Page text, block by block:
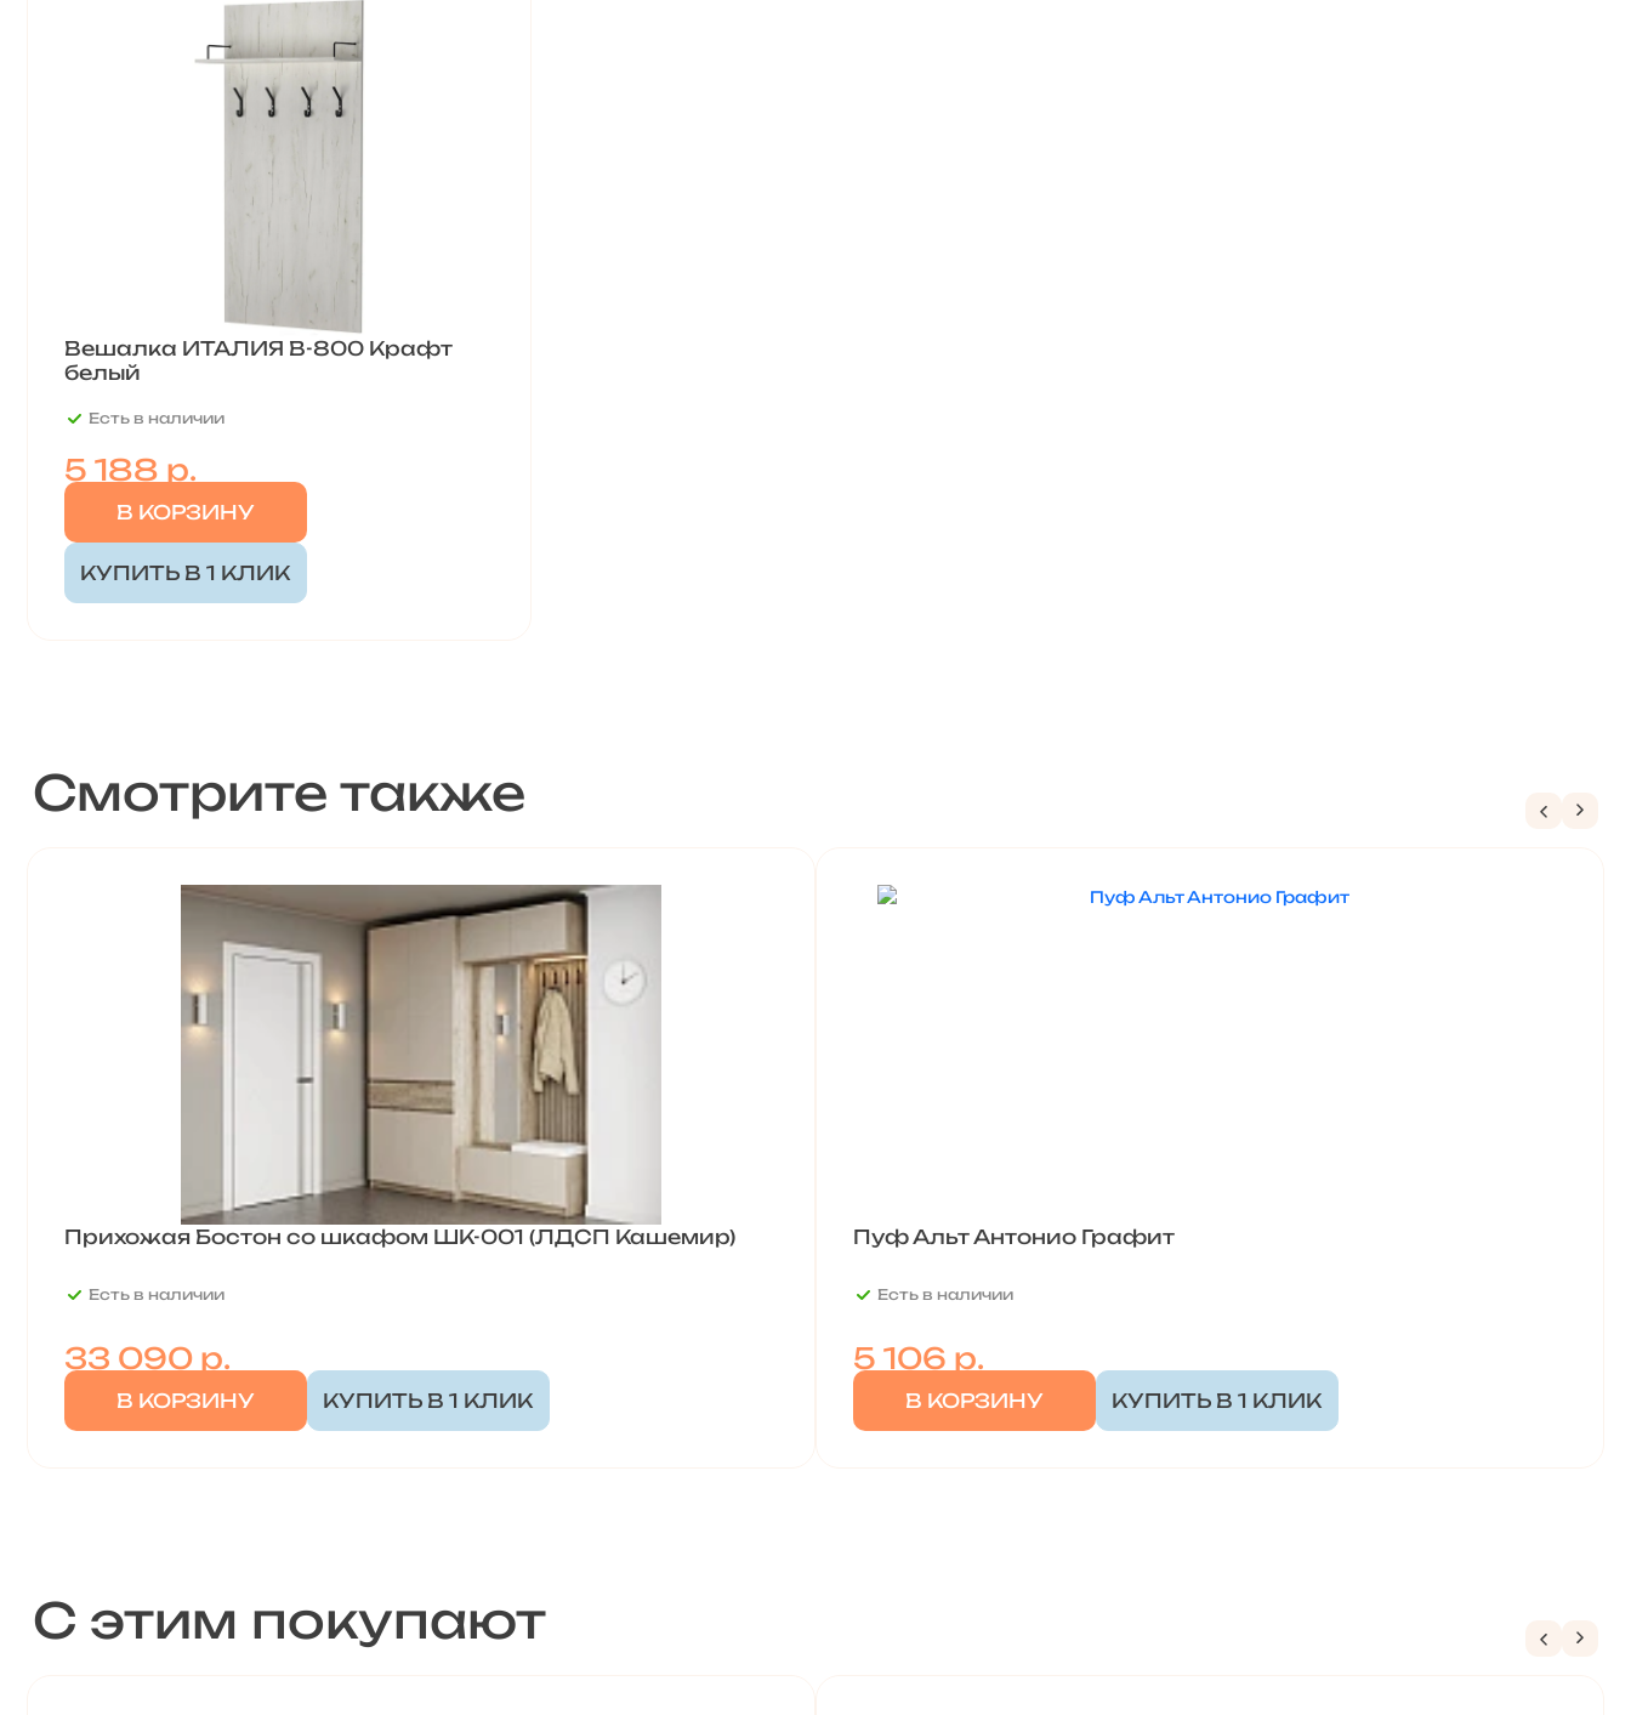
Вешалка ИТАЛИЯ В-800 Крафт
белый
Есть в наличии
5 188 р.
В КОРЗИНУ
КУПИТЬ В 1 КЛИК
Смотрите также
Прихожая Бостон со шкафом ШК-001 (ЛДСП Кашемир)
Есть в наличии
33 090р.
В КОРЗИНУ КУПИТЬ В 1 КЛИК
Пуф Альт Антонио Графит
Есть в наличии
5 106 р.
В КОРЗИНУ КУПИТЬ В 1 КЛИК
С этим покупают